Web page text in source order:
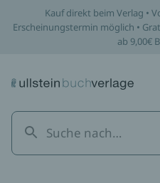
Kauf direkt beim Verlag •
Erscheinungstermin möglich •
ab 9,00€